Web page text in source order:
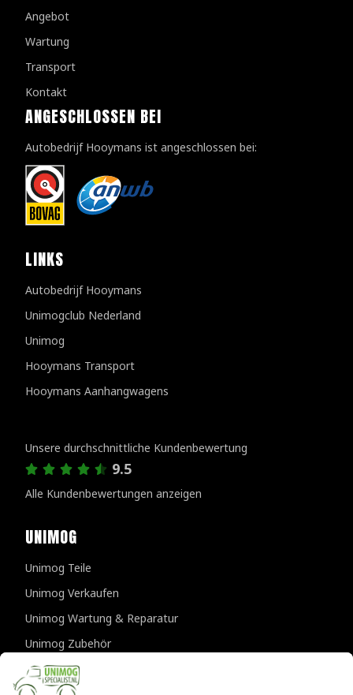
Angebot
Wartung
Transport
Kontakt
ANGESCHLOSSEN BEI
Autobedrijf Hooymans ist angeschlossen bei:
LINKS
Autobedrijf Hooymans
Unimogclub Nederland
Unimog
Hooymans Transport
Hooymans Aanhangwagens
Unsere durchschnittliche Kundenbewertung
9.5
Alle Kundenbewertungen anzeigen
UNIMOG
Unimog Teile
Unimog Verkaufen
Unimog Wartung & Reparatur
Unimog Zubehör
Unimog APK-prufungen